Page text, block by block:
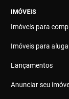
IMÓVEIS
Imóveis para
Imóveis para
Lançamentos
Anunciar seu